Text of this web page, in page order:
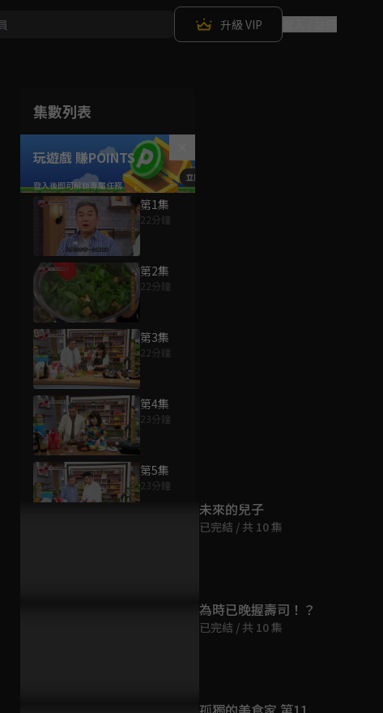
升級 VIP
集數列表
玩遊戲 賺POINTS！
第1集
22分鐘
第2集
22分鐘
第3集
22分鐘
第4集
23分鐘
第5集
23分鐘
為您推薦
未來的兒子
已完結 / 共 10 集
為時已晚握壽司！？
已完結 / 共 10 集